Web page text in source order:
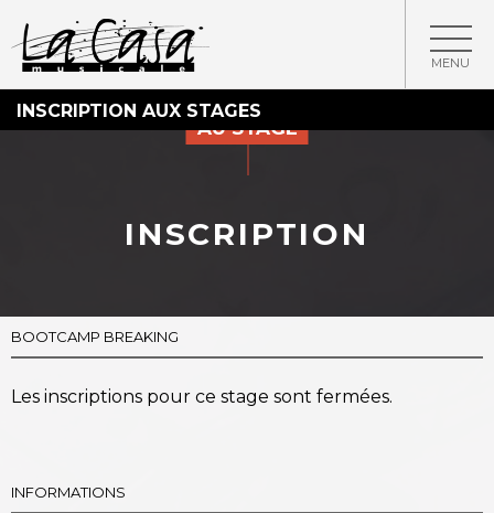
MENU
INSCRIPTION AUX STAGES
INSCRIPTION
AU STAGE
BOOTCAMP BREAKING
Les inscriptions pour ce stage sont fermées.
INFORMATIONS